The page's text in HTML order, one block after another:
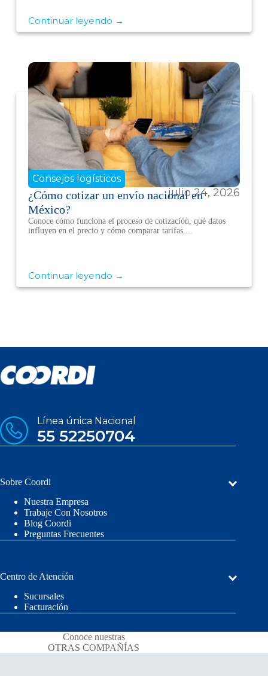
Continuar leyendo →
julio 24, 2026
Consejos logísticos
¿Cómo cotizar un envío nacional en
México?
Conoce cómo funciona el proceso de cotización, qué datos
influyen en el precio y cómo comparar tarifas....
Continuar leyendo →
Línea única Nacional
55 52250704
Sobre Coordi
Nuestra Empresa
Trabaje Con Nosotros
Blog Coordi
Preguntas Frecuentes
Centro de Atención
Sucursales
Facturación
Conoce nuestras
OTRAS COMPAÑÍAS